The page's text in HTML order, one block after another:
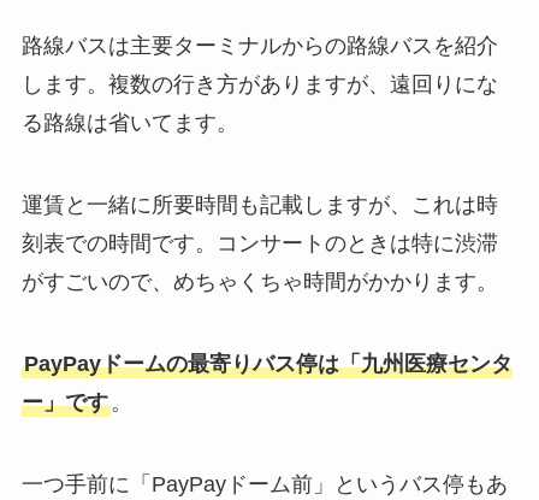
路線バスは主要ターミナルからの路線バスを紹介
します。複数の行き方がありますが、遠回りにな
る路線は省いてます。
運賃と一緒に所要時間も記載しますが、これは時
刻表での時間です。コンサートのときは特に渋滞
がすごいので、めちゃくちゃ時間がかかります。
PayPayドームの最寄りバス停は「九州医療センタ
ー」です。
一つ手前に「PayPayドーム前」というバス停もあ